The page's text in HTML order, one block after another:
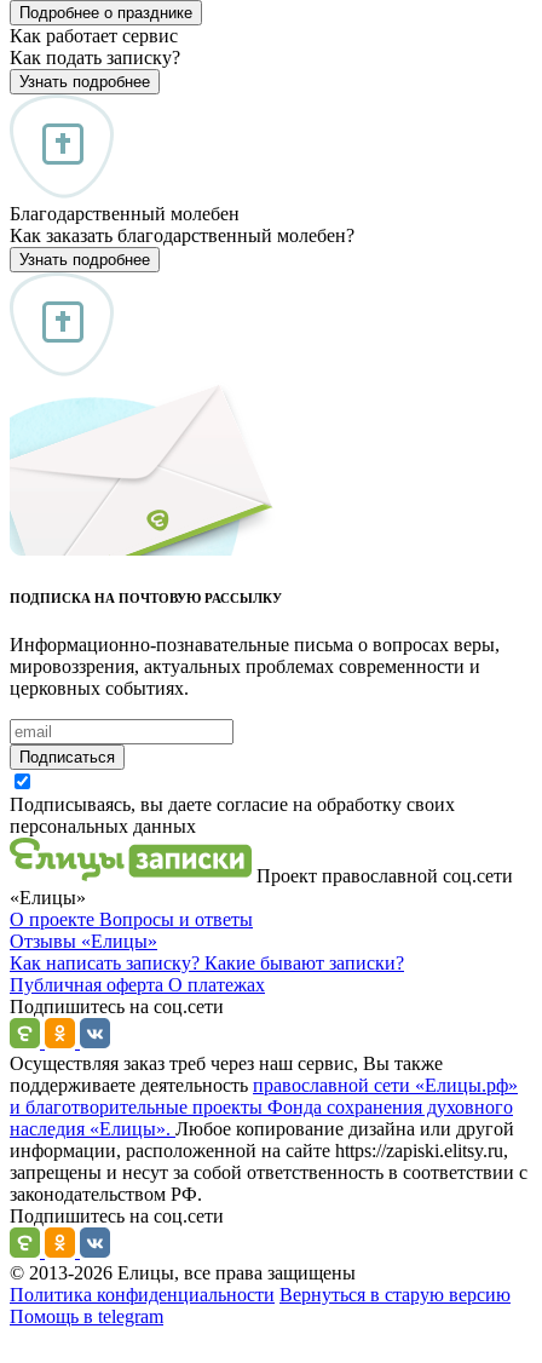
Подробнее о празднике
Как работает сервис
Как подать записку?
Узнать подробнее
Благодарственный молебен
Как заказать благодарственный молебен?
Узнать подробнее
ПОДПИСКА НА ПОЧТОВУЮ РАССЫЛКУ
Информационно-познавательные письма о вопросах веры,
мировоззрения, актуальных проблемах современности и
церковных событиях.
Подписаться
Подписываясь, вы даете согласие на обработку своих
персональных данных
Проект православной соц.сети
«Елицы»
О проекте Вопросы и ответы
Отзывы «Елицы»
Как написать записку? Какие бывают записки?
Публичная оферта О платежах
Подпишитесь на соц.сети
Осуществляя заказ треб через наш сервис, Вы также
поддерживаете деятельность православной сети «Елицы.рф»
и благотворительные проекты Фонда сохранения духовного
наследия «Елицы». Любое копирование дизайна или другой
информации, расположенной на сайте https://zapiski.elitsy.ru,
запрещены и несут за собой ответственность в соответствии с
законодательством РФ.
Подпишитесь на соц.сети
© 2013-2026 Елицы, все права защищены
Политика конфиденциальности Вернуться в старую версию
Помощь в telegram